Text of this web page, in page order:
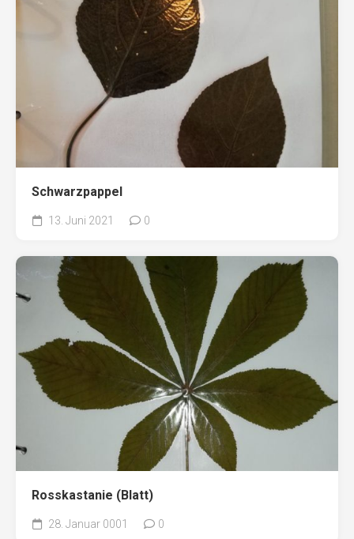
Schwarzpappel
13. Juni 2021 0
Rosskastanie (Blatt)
28. Januar 0001 0